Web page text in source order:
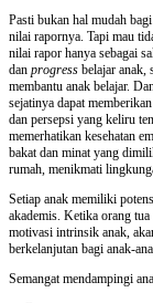
Pasti bukan hal mudah
nilai rapornya. Tapi mau
nilai rapor hanya sebagai
dan progress belajar anak,
membantu anak belajar.
sejatinya dapat
dan persepsi yang keliru
memerhatikan kesehatan
bakat dan minat yang
rumah, menikmati
Setiap anak memiliki
akademis. Ketika orang
motivasi intrinsik anak,
berkelanjutan bagi anak-
Semangat mendampingi